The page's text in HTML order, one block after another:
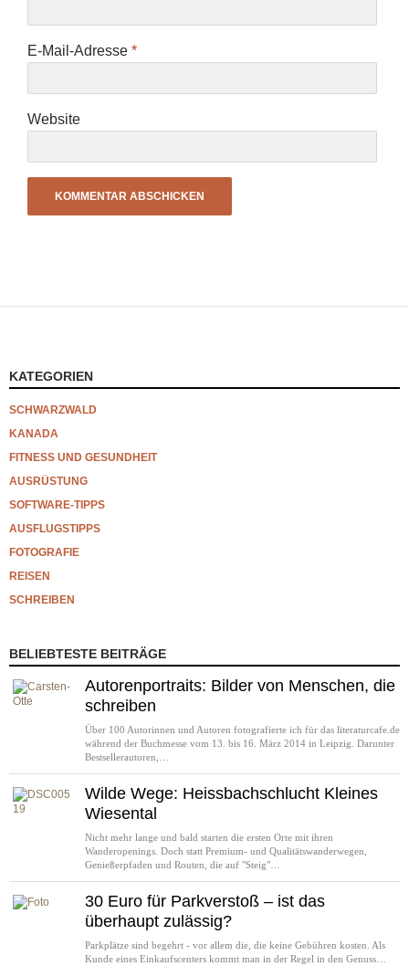
E-Mail-Adresse *
Website
KATEGORIEN
SCHWARZWALD
KANADA
FITNESS UND GESUNDHEIT
AUSRÜSTUNG
SOFTWARE-TIPPS
AUSFLUGSTIPPS
FOTOGRAFIE
REISEN
SCHREIBEN
BELIEBTESTE BEITRÄGE
Autorenportraits: Bilder von Menschen, die
schreiben
Über 100 Autorinnen und Autoren fotografierte ich für das literaturcafe.de
während der Buchmesse vom 13. bis 16. März 2014 in Leipzig. Darunter
Bestsellerautoren,…
Wilde Wege: Heissbachschlucht Kleines
Wiesental
Nicht mehr lange und bald starten die ersten Orte mit ihren
Wanderopenings. Doch statt Premium- und Qualitätswanderwegen,
Genießerpfaden und Routen, die auf "Steig"…
30 Euro für Parkverstoß – ist das
überhaupt zulässig?
Parkplätze sind begehrt - vor allem die, die keine Gebühren kosten. Als
Kunde eines Einkaufscenters kommt man in der Regel in den Genuss…